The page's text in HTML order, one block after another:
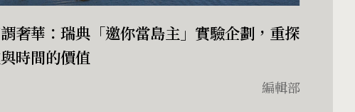
奢華：瑞典「邀你當島主」實驗企劃，重探
時間的價值
編輯部